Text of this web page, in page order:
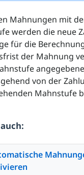
Mahnungen mit
werden die neue
für die
der Mahnung
von der
Mahnstufe